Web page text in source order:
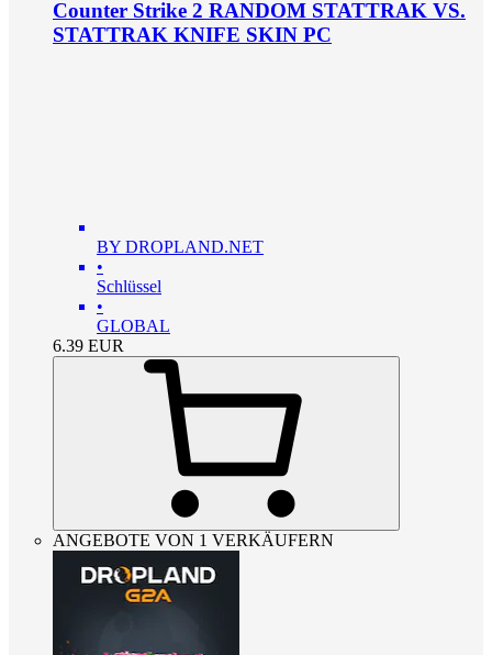
Counter Strike 2 RANDOM STATTRAK VS.
STATTRAK KNIFE SKIN PC
BY DROPLAND.NET
•
Schlüssel
•
GLOBAL
6.39 EUR
ANGEBOTE VON 1 VERKÄUFERN